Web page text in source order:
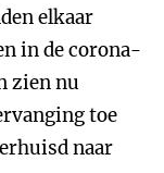
elkaar
in de corona-
zien nu
toe
naar